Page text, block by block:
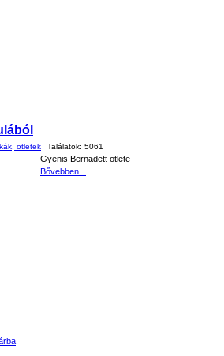
ötletek Találatok: 5061
Gyenis Bernadett ötlete
Bővebben...